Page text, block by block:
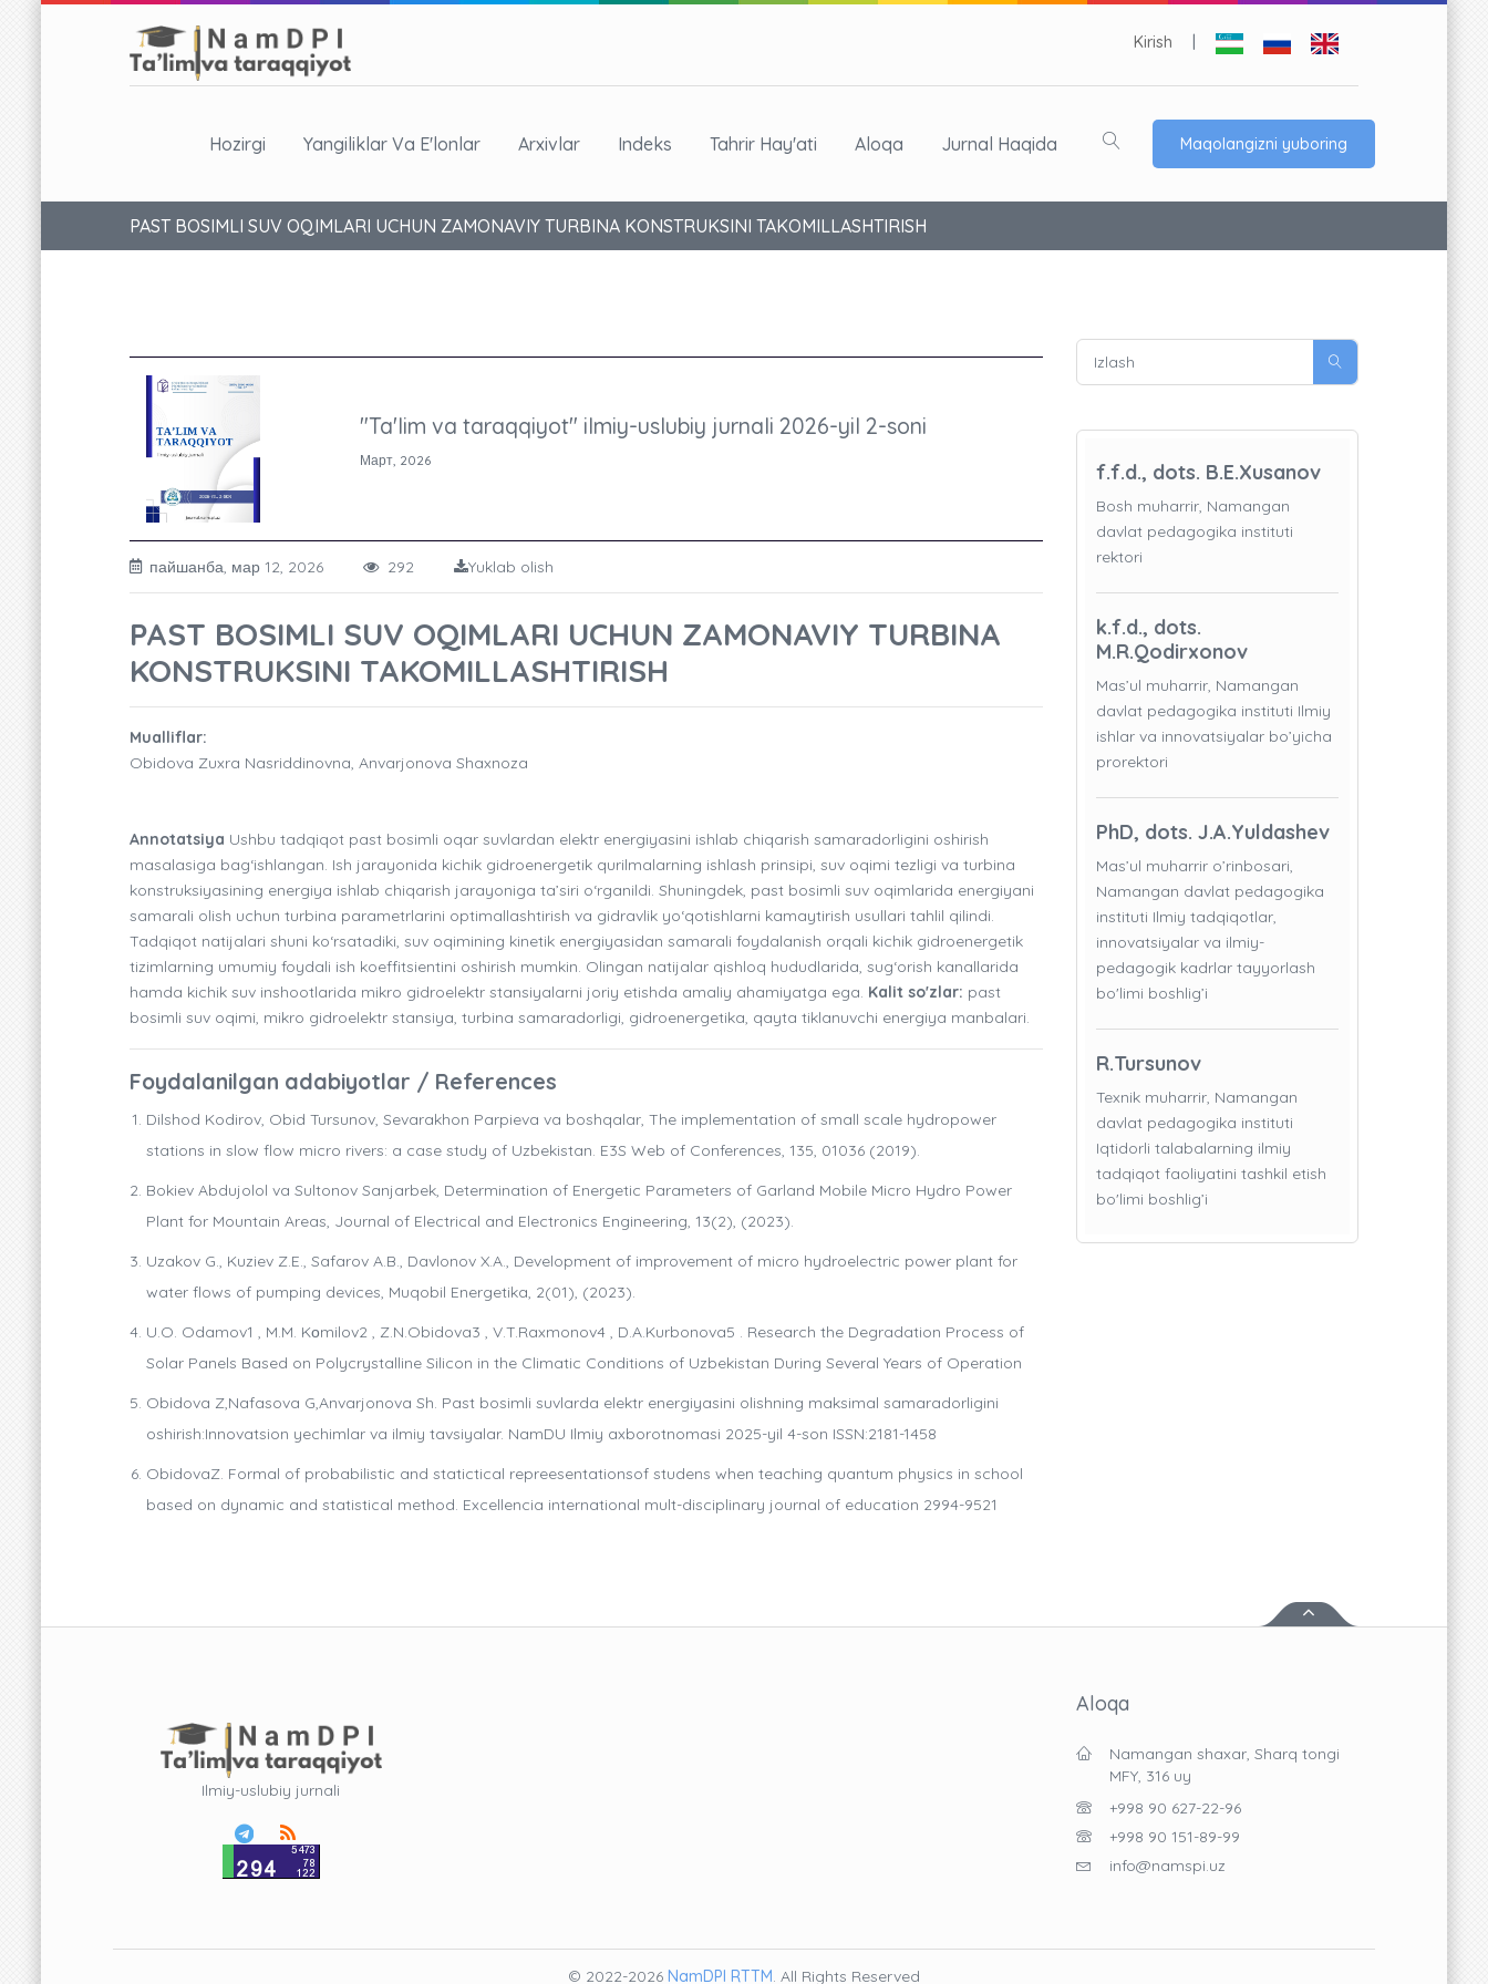
Kirish
Hozirgi Yangiliklar Va E'lonlar Arxivlar Indeks Tahrir Hay'ati Aloqa Jurnal Haqida Maqolangizni yuboring
PAST BOSIMLI SUV OQIMLARI UCHUN ZAMONAVIY TURBINA KONSTRUKSINI TAKOMILLASHTIRISH
"Ta'lim va taraqqiyot" ilmiy-uslubiy jurnali 2026-yil 2-soni
Март, 2026
пайшанба, мар 12, 2026 292 Yuklab olish
PAST BOSIMLI SUV OQIMLARI UCHUN ZAMONAVIY TURBINA
KONSTRUKSINI TAKOMILLASHTIRISH
Mualliflar:
Obidova Zuxra Nasriddinovna, Anvarjonova Shaxnoza
Annotatsiya Ushbu tadqiqot past bosimli oqar suvlardan elektr energiyasini ishlab chiqarish samaradorligini oshirish
masalasiga bag‘ishlangan. Ish jarayonida kichik gidroenergetik qurilmalarning ishlash prinsipi, suv oqimi tezligi va turbina
konstruksiyasining energiya ishlab chiqarish jarayoniga ta’siri o‘rganildi. Shuningdek, past bosimli suv oqimlarida energiyani
samarali olish uchun turbina parametrlarini optimallashtirish va gidravlik yo‘qotishlarni kamaytirish usullari tahlil qilindi.
Tadqiqot natijalari shuni ko‘rsatadiki, suv oqimining kinetik energiyasidan samarali foydalanish orqali kichik gidroenergetik
tizimlarning umumiy foydali ish koeffitsientini oshirish mumkin. Olingan natijalar qishloq hududlarida, sug‘orish kanallarida
hamda kichik suv inshootlarida mikro gidroelektr stansiyalarni joriy etishda amaliy ahamiyatga ega. Kalit so'zlar: past
bosimli suv oqimi, mikro gidroelektr stansiya, turbina samaradorligi, gidroenergetika, qayta tiklanuvchi energiya manbalari.
Foydalanilgan adabiyotlar / References
Dilshod Kodirov, Obid Tursunov, Sevarakhon Parpieva va boshqalar, The implementation of small scale hydropower
stations in slow flow micro rivers: a case study of Uzbekistan. E3S Web of Conferences, 135, 01036 (2019).
Bokiev Abdujolol va Sultonov Sanjarbek, Determination of Energetic Parameters of Garland Mobile Micro Hydro Power
Plant for Mountain Areas, Journal of Electrical and Electronics Engineering, 13(2), (2023).
Uzakov G., Kuziev Z.E., Safarov A.B., Davlonov X.A., Development of improvement of micro hydroelectric power plant for
water flows of pumping devices, Muqobil Energetika, 2(01), (2023).
U.O. Odamov1 , M.M. Kоmilov2 , Z.N.Obidova3 , V.T.Raxmonov4 , D.A.Kurbonova5 . Research the Degradation Process of
Solar Panels Based on Polycrystalline Silicon in the Climatic Conditions of Uzbekistan During Several Years of Operation
Obidova Z,Nafasova G,Anvarjonova Sh. Past bosimli suvlarda elektr energiyasini olishning maksimal samaradorligini
oshirish:Innovatsion yechimlar va ilmiy tavsiyalar. NamDU Ilmiy axborotnomasi 2025-yil 4-son ISSN:2181-1458
ObidovaZ. Formal of probabilistic and statictical repreesentationsof studens when teaching quantum physics in school
based on dynamic and statistical method. Excellencia international mult-disciplinary journal of education 2994-9521
f.f.d., dots. B.E.Xusanov
Bosh muharrir, Namangan
davlat pedagogika instituti
rektori
k.f.d., dots.
M.R.Qodirxonov
Mas’ul muharrir, Namangan
davlat pedagogika instituti Ilmiy
ishlar va innovatsiyalar bo’yicha
prorektori
PhD, dots. J.A.Yuldashev
Mas’ul muharrir o’rinbosari,
Namangan davlat pedagogika
instituti Ilmiy tadqiqotlar,
innovatsiyalar va ilmiy-
pedagogik kadrlar tayyorlash
bo'limi boshlig’i
R.Tursunov
Texnik muharrir, Namangan
davlat pedagogika instituti
Iqtidorli talabalarning ilmiy
tadqiqot faoliyatini tashkil etish
bo'limi boshlig’i
Ilmiy-uslubiy jurnali
Aloqa
Namangan shaxar, Sharq tongi
MFY, 316 uy
+998 90 627-22-96
+998 90 151-89-99
info@namspi.uz
© 2022-2026 NamDPI RTTM. All Rights Reserved